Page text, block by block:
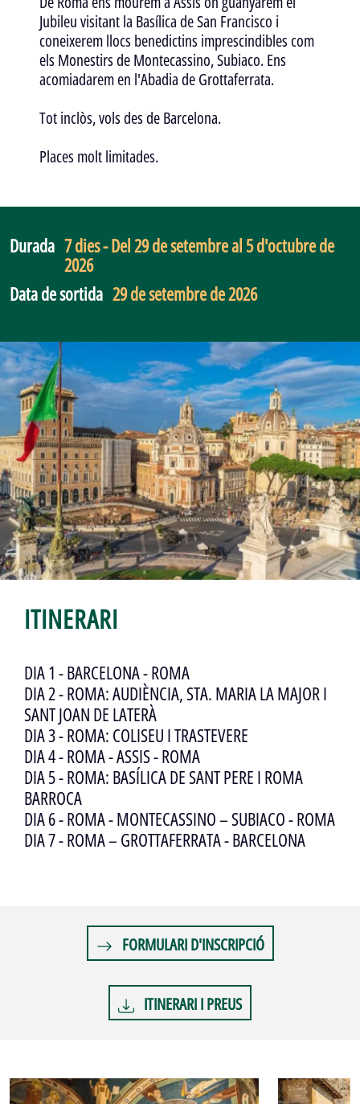
Jubileu visitant la Basílica de San Francisco i
coneixerem llocs benedictins imprescindibles com
els Monestirs de Montecassino, Subiaco. Ens
acomiadarem en l'Abadia de Grottaferrata.
Tot inclòs, vols des de Barcelona.
Places molt limitades.
Durada 7 dies - Del 29 de setembre al 5 d'octubre de
2026
Data de sortida 29 de setembre de 2026
ITINERARI
DIA 1 - BARCELONA - ROMA
DIA 2 - ROMA: AUDIÈNCIA, STA. MARIA LA MAJOR I
SANT JOAN DE LATERÀ
DIA 3 - ROMA: COLISEU I TRASTEVERE
DIA 4 - ROMA - ASSIS - ROMA
DIA 5 - ROMA: BASÍLICA DE SANT PERE I ROMA
BARROCA
DIA 6 - ROMA - MONTECASSINO – SUBIACO - ROMA
DIA 7 - ROMA – GROTTAFERRATA - BARCELONA
FORMULARI D'INSCRIPCIÓ
ITINERARI I PREUS